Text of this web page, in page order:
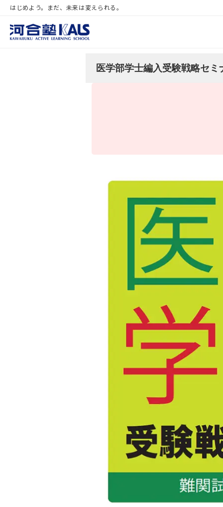
はじめよう。まだ、未来は変えられる。
医学部学士編入受験戦略セ